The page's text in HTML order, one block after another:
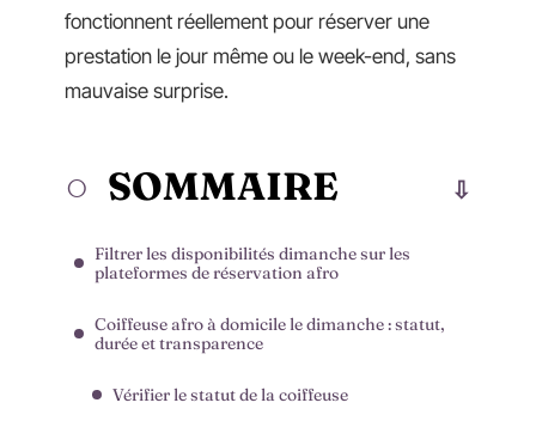
fonctionnent réellement pour réserver une
prestation le jour même ou le week-end, sans
mauvaise surprise.
SOMMAIRE
Filtrer les disponibilités dimanche sur les
plateformes de réservation afro
Coiffeuse afro à domicile le dimanche : statut,
durée et transparence
Vérifier le statut de la coiffeuse